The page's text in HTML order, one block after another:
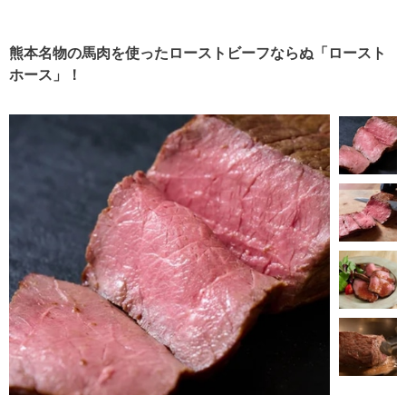
熊本名物の馬肉を使ったローストビーフならぬ「ロースト
ホース」！